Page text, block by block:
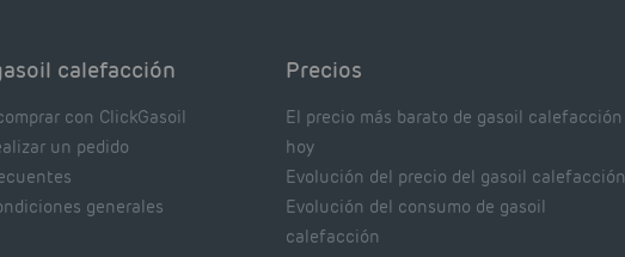
calefacción
con ClickGasoil
un pedido
generales
Precios
El precio más barato de gasoil calefacción
hoy
Evolución del precio del gasoil calefacción
Evolución del consumo de gasoil
calefacción